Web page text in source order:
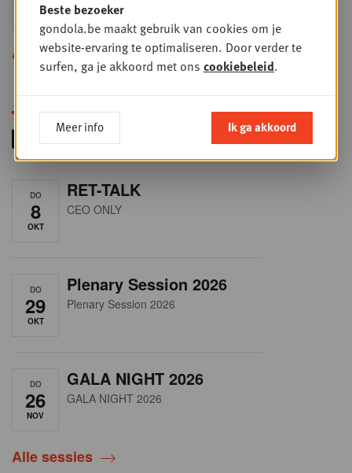
SEP Sales & Nego summit 2026
Alle opleidingen
DO
8
OKT
RET-TALK
CEO ONLY
DO
29
OKT
Plenary Session 2026
Plenary Session 2026
DO
26
NOV
GALA NIGHT 2026
GALA NIGHT 2026
Alle sessies
Beste bezoeker
gondola.be maakt gebruik van cookies om je
website-ervaring te optimaliseren. Door verder te
surfen, ga je akkoord met ons cookiebeleid.
Meer info Ik ga akkoord